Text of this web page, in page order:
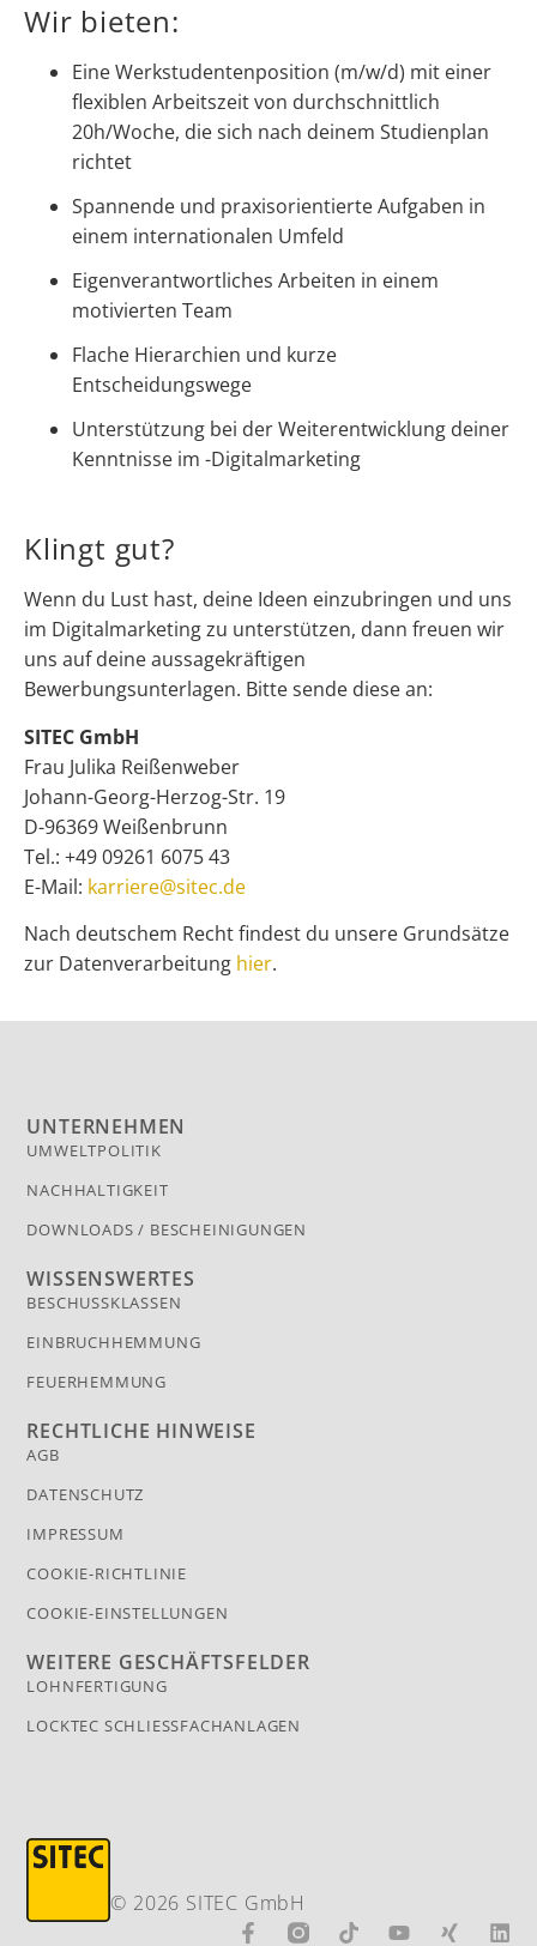
Wir bieten:
Eine Werkstudentenposition (m/w/d) mit einer
flexiblen Arbeitszeit von durchschnittlich
20h/Woche, die sich nach deinem Studienplan
richtet
Spannende und praxisorientierte Aufgaben in
einem internationalen Umfeld
Eigenverantwortliches Arbeiten in einem
motivierten Team
Flache Hierarchien und kurze
Entscheidungswege
Unterstützung bei der Weiterentwicklung deiner
Kenntnisse im -Digitalmarketing
Klingt gut?
Wenn du Lust hast, deine Ideen einzubringen und uns
im Digitalmarketing zu unterstützen, dann freuen wir
uns auf deine aussagekräftigen
Bewerbungsunterlagen. Bitte sende diese an:
SITEC GmbH
Frau Julika Reißenweber
Johann-Georg-Herzog-Str. 19
D-96369 Weißenbrunn
Tel.: +49 09261 6075 43
E-Mail: karriere@sitec.de
Nach deutschem Recht findest du unsere Grundsätze
zur Datenverarbeitung hier.​
UNTERNEHMEN
UMWELTPOLITIK
NACHHALTIGKEIT
DOWNLOADS / BESCHEINIGUNGEN
WISSENSWERTES
BESCHUSSKLASSEN
EINBRUCHHEMMUNG
FEUERHEMMUNG
RECHTLICHE HINWEISE
AGB
DATENSCHUTZ
IMPRESSUM
COOKIE-RICHTLINIE
COOKIE-EINSTELLUNGEN
WEITERE GESCHÄFTSFELDER
LOHNFERTIGUNG
LOCKTEC SCHLIESSFACHANLAGEN
© 2026 SITEC GmbH